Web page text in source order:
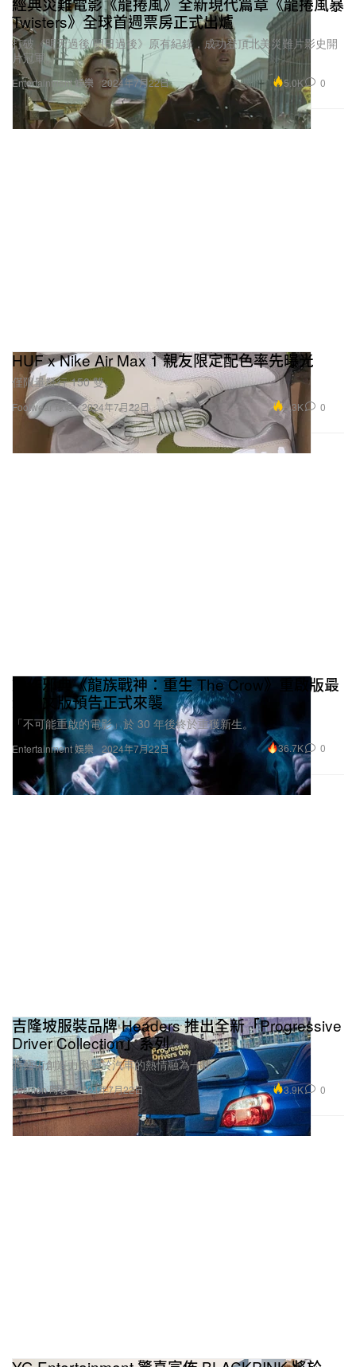
Entertainment 娛樂
Twisters》全球首週票房正式出爐
打破《明天過後/明日過後》原有紀錄，成功登頂北美災難片影史開
片冠軍。
2024年7月22日 5.0K 0
Footwear 球鞋
HUF x Nike Air Max 1 親友限定配色率先曝光
僅限量發行 150 雙。
2024年7月22日 3.3K 0
Entertainment 娛樂
動作邪典《龍族戰神：重生 The Crow》重啟版最
新中文版預告正式來襲
「不可能重啟的電影」於 30 年後終於重獲新生。
2024年7月22日 36.7K 0
Fashion 時裝
吉隆坡服裝品牌 Headers 推出全新「Progressive
Driver Collection」系列
將藝術創造力與對於汽車的熱情融為一體。
2024年7月22日 3.9K 0